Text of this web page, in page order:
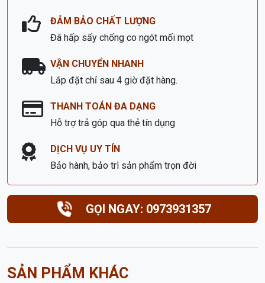
Đã hấp sấy chống co ngót mối mọt
VẬN CHUYỂN NHANH
Lắp đặt chỉ sau 4 giờ đặt hàng.
THANH TOÁN ĐA DẠNG
Hỗ trợ trả góp qua thẻ tín dụng
DỊCH VỤ UY TÍN
Bảo hành, bảo trì sản phẩm trọn đời
GỌI NGAY: 0973931357
SẢN PHẨM KHÁC